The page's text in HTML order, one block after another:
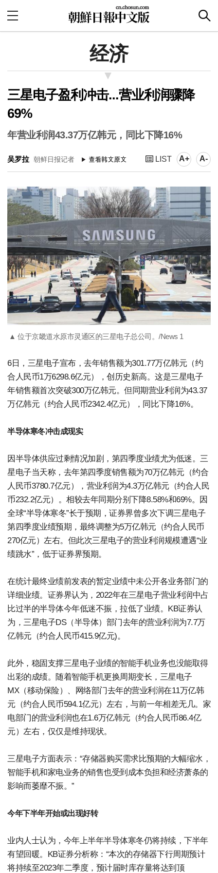
经济
三星电子盈利冲击...营业利润骤降
69%
年营业利润43.37万亿韩元，同比下降16%
吴罗拉 朝鲜日报记者 LIST A+ A-
▲ 位于京畿道水原市灵通区的三星电子总公司。/News 1
6日，三星电子宣布，去年销售额为301.77万亿韩元（约
合人民币1万6298.6亿元），创历史新高。这是三星电子
年销售额首次突破300万亿韩元。但同期营业利润为43.37
万亿韩元（约合人民币2342.4亿元），同比下降16%。
半导体寒冬冲击成现实
因半导体供应过剩情况加剧，第四季度业绩尤为低迷。三
星电子当天称，去年第四季度销售额为70万亿韩元（约合
人民币3780.7亿元），营业利润为4.3万亿韩元（约合人民
币232.2亿元）。相较去年同期分别下降8.58%和69%。因
全球“半导体寒冬”长于预期，证券界曾多次下调三星电子
第四季度业绩预期，最终调整为5万亿韩元（约合人民币
270亿元）左右。但此次三星电子的营业利润规模遭遇“业
绩跳水”，低于证券界预期。
在统计最终业绩前发表的暂定业绩中未公开各业务部门的
详细业绩。证券界认为，2022年在三星电子营业利润中占
比过半的半导体今年低迷不振，拉低了业绩。KB证券认
为，三星电子DS（半导体）部门去年的营业利润为7.7万
亿韩元（约合人民币415.9亿元)。
此外，稳固支撑三星电子业绩的智能手机业务也没能取得
出彩的成绩。随着智能手机更换周期变长，三星电子
MX（移动保险）、网络部门去年的营业利润在11万亿韩
元（约合人民币594.1亿元）左右，与前一年相差无几。家
电部门的营业利润也在1.6万亿韩元（约合人民币86.4亿
元）左右，仅仅是维持现状。
三星电子方面表示：“存储器购买需求比预期的大幅缩水，
智能手机和家电业务的销售也受到成本负担和经济萧条的
影响而萎靡不振。”
今年下半年开始或出现好转
业内人士认为，今年上半年半导体寒冬仍将持续，下半年
有望回暖。KB证券分析称：“本次的存储器下行周期预计
将持续至2023年二季度，预计届时库存量将达到顶